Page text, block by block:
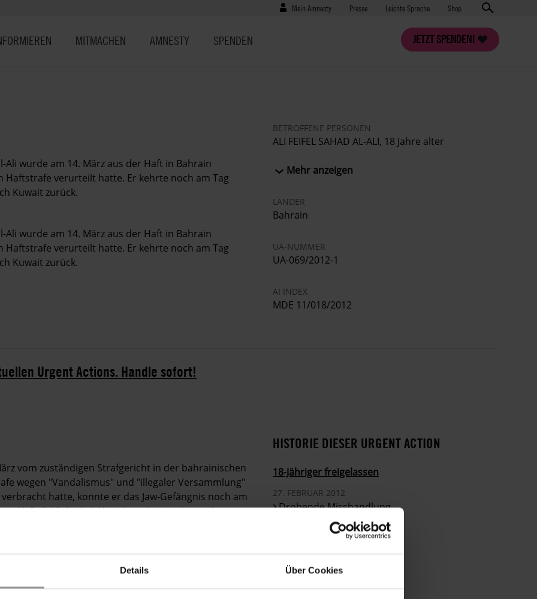
Details Über Cookies
Benutzermenü
Mein Amnesty Presse
Presse Leichte Sprache Shop
JETZT SPENDEN!
MITMACHEN AMNESTY SPENDEN
Ali wurde am 14. März aus der Haft in Bahrain
verurteilt hatte. Er kehrte noch am Tag
Kuwait zurück.
Ali wurde am 14. März aus der Haft in Bahrain
verurteilt hatte. Er kehrte noch am Tag
Kuwait zurück.
BETROFFENE PERSONEN
ALI FEIFEL SAHAD AL-ALI, 18 Jahre alter
Mehr anzeigen
LÄNDER
Bahrain
UA-NUMMER
UA-069/2012-1
AI INDEX
MDE 11/018/2012
Urgent Actions. Handle sofort!
vom zuständigen Strafgericht in der bahrainischen
wegen "Vandalismus" und "illegaler Versammlung"
hatte, konnte er das Jaw-Gefängnis noch am
Ali Feifel Sahad al-Ali zudem des Landes und
Feifel Sahad al-Ali reiste am 14. März zusammen
eines Freundes der Familie, in der von Schiiten
festgenommen worden. Drei Tage zuvor war er
um dort Freunde zu besuchen. Am Tag seiner
HISTORIE DIESER URGENT ACTION
18-Jähriger freigelassen
27. FEBRUAR 2012
Drohende Misshandlung